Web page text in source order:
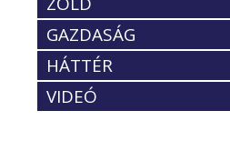
GAZDASÁG
HÁTTÉR
VIDEÓ